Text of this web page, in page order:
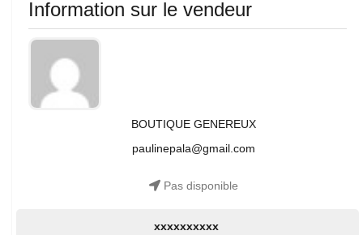
Information sur le vendeur
BOUTIQUE GENEREUX
paulinepala@gmail.com
Pas disponible
xxxxxxxxxx